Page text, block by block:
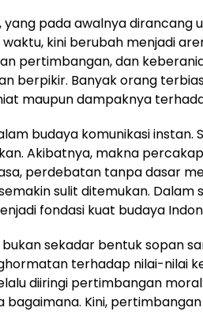
yang pada awalnya
kini berubah menjadi
pertimbangan, dan
berpikir. Banyak orang
maupun dampaknya
budaya komunikasi instan.
Akibatnya, makna
perdebatan tanpa dasar
sulit ditemukan. Dalam
fondasi kuat budaya
sekadar bentuk sopan
terhadap nilai-nilai
diiringi pertimbangan
bagaimana. Kini,